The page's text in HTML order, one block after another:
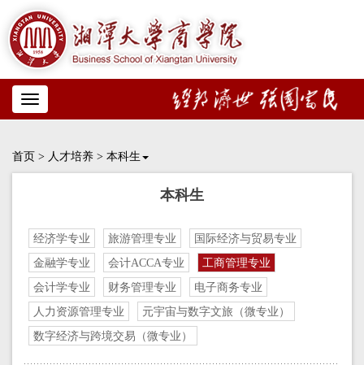
Toggle
navigation
首页 > 人才培养 > 本科生
本科生
经济学专业 旅游管理专业
国际经济与贸易专业
金融学专业
会计ACCA专业
工商管理专业
会计学专业
财务管理专业
电子商务专业
人力资源管理专业
元宇宙与数字文旅（微专业）
数字经济与跨境交易（微专业）